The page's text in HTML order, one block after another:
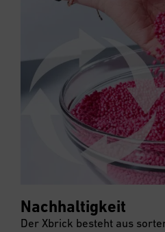
Nachhaltigkeit
Der Xbrick besteht aus